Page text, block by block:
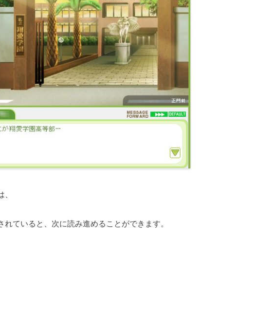
れていると、次に読み進めることができます。